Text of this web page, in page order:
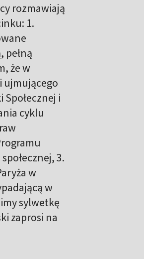
rozmawiają
1.
pełną
że w
ujmującego
i
cyklu
3.
w
w
sylwetkę
zaprosi na